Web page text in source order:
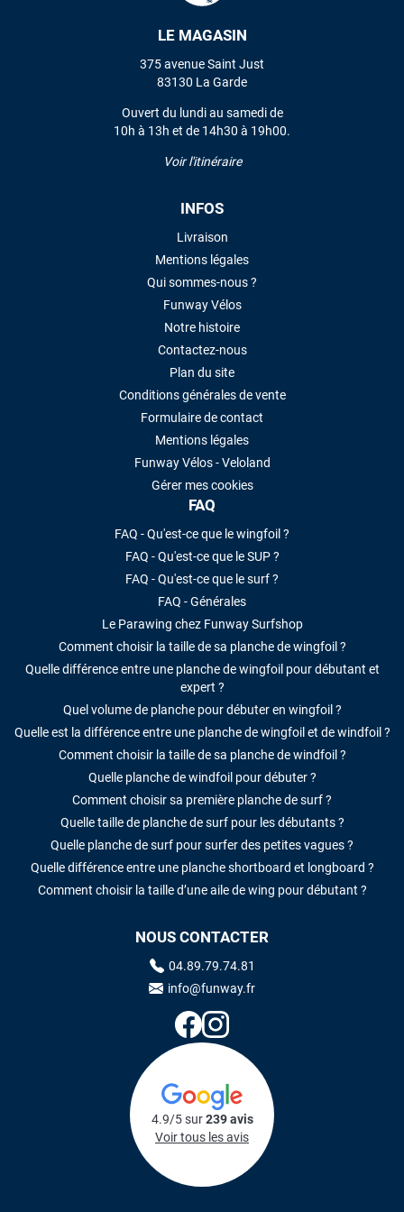
LE MAGASIN
375 avenue Saint Just
83130 La Garde
Ouvert du lundi au samedi de
10h à 13h et de 14h30 à 19h00.
Voir l'itinéraire
INFOS
Livraison
Mentions légales
Qui sommes-nous ?
Funway Vélos
Notre histoire
Contactez-nous
Plan du site
Conditions générales de vente
Formulaire de contact
Mentions légales
Funway Vélos - Veloland
Gérer mes cookies
FAQ
FAQ - Qu'est-ce que le wingfoil ?
FAQ - Qu'est-ce que le SUP ?
FAQ - Qu'est-ce que le surf ?
FAQ - Générales
Le Parawing chez Funway Surfshop
Comment choisir la taille de sa planche de wingfoil ?
Quelle différence entre une planche de wingfoil pour débutant et
expert ?
Quel volume de planche pour débuter en wingfoil ?
Quelle est la différence entre une planche de wingfoil et de windfoil ?
Comment choisir la taille de sa planche de windfoil ?
Quelle planche de windfoil pour débuter ?
Comment choisir sa première planche de surf ?
Quelle taille de planche de surf pour les débutants ?
Quelle planche de surf pour surfer des petites vagues ?
Quelle différence entre une planche shortboard et longboard ?
Comment choisir la taille d’une aile de wing pour débutant ?
NOUS CONTACTER
04.89.79.74.81
info@funway.fr
4.9/5 sur239 avis
Voir tous les avis
VOIR TOUS LES AVIS
LAISSER UN AVIS